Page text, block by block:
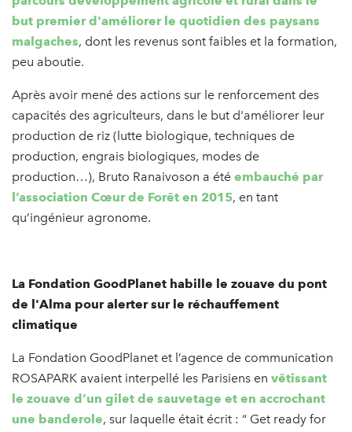
but premier d'améliorer le quotidien des paysans
malgaches, dont les revenus sont faibles et la formation,
peu aboutie.
Après avoir mené des actions sur le renforcement des
capacités des agriculteurs, dans le but d'améliorer leur
production de riz (lutte biologique, techniques de
production, engrais biologiques, modes de
production…), Bruto Ranaivoson a été embauché par
l’association Cœur de Forêt en 2015, en tant
qu’ingénieur agronome.
La Fondation GoodPlanet habille le zouave du pont
de l'Alma pour alerter sur le réchauffement
climatique
La Fondation GoodPlanet et l’agence de communication
ROSAPARK avaient interpellé les Parisiens en vêtissant
le zouave d’un gilet de sauvetage et en accrochant
une banderole, sur laquelle était écrit : “ Get ready for